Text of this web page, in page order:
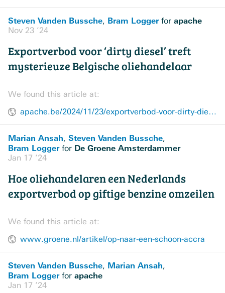
Steven Vanden Bussche, Bram Loggerfor apache
Nov 23 ’24
Exportverbod voor ‘dirty diesel’ treft
mysterieuze Belgische oliehandelaar
We found this article at:
apache.be/2024/11/23/exportverbod-voor-dirty-diesel-treft-mysterieuze-belgische-oliehandelaar
Marian Ansah, Steven Vanden Bussche,
Bram Loggerfor De Groene Amsterdammer
Jan 17 ’24
Hoe oliehandelaren een Nederlands
exportverbod op giftige benzine omzeilen
We found this article at:
www.groene.nl/artikel/op-naar-een-schoon-accra
Steven Vanden Bussche, Marian Ansah,
Bram Loggerfor apache
Jan 17 ’24